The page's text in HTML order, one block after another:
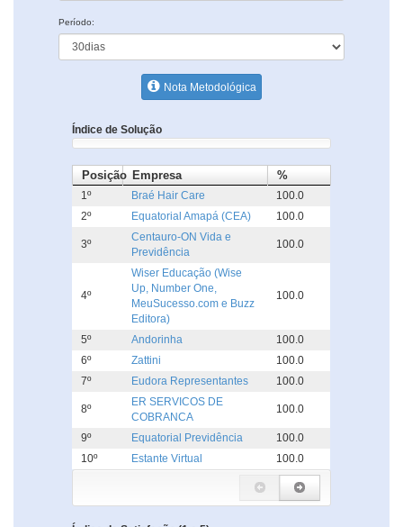
Período:
Nota Metodológica
Índice de Solução
Posição Empresa %
1º Braé Hair Care
100.0
2º
Equatorial Amapá (CEA) 100.0
3º
Centauro-ON Vida e
Previdência
100.0
4º
Wiser Educação (Wise
Up, Number One,
MeuSucesso.com e Buzz
Editora)
100.0
5º Andorinha
100.0
6º
Zattini
100.0
7º
Eudora Representantes 100.0
8º
ER SERVICOS DE
COBRANCA
100.0
9º Equatorial Previdência
100.0
10º
Estante Virtual 100.0